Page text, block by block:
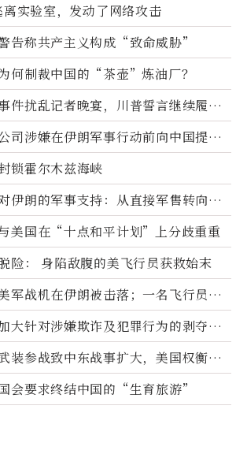
实验室，发动了网络攻击
告称共产主义构成“致命威胁”
何制裁中国的“茶壶”炼油厂？
件扰乱记者晚宴，川普誓言继续履行
司涉嫌在伊朗军事行动前向中国提供
地的卫星图像
锁霍尔木兹海峡
伊朗的军事支持：从直接军售转向间
转让
美国在“十点和平计划”上分歧重重
险： 身陷敌腹的美飞行员获救始末
军战机在伊朗被击落；一名飞行员失
大针对涉嫌欺诈及犯罪行为的剥夺公
度
装参战致中东战事扩大，美国权衡地
的可能性
会要求终结中国的“生育旅游”